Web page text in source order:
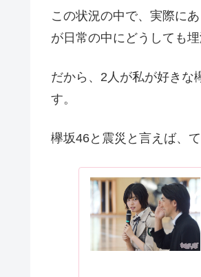
この状況の中で、実際に
が日常の中にどうしても
だから、2人が私が好きな
す。
欅坂46と震災と言えば、